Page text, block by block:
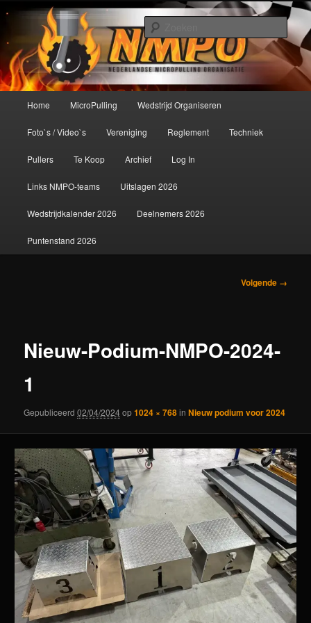
primaire
inhoudNederlandse MicroPulling
Organisatie
De meest krachtige modelbouwsport ter wereld!
Home MicroPulling Wedstrijd Organiseren
Foto`s / Video`s Vereniging Reglement Techniek
Pullers Te Koop Archief Log In
Links NMPO-teams Uitslagen 2026
Wedstrijdkalender 2026 Deelnemers 2026
Puntenstand 2026
Volgende →
Nieuw-Podium-NMPO-2024-
1
Gepubliceerd02/04/2024op1024 × 768inNieuw podium voor 2024